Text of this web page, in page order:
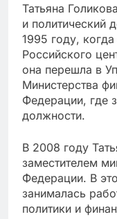
Татьяна
и политический
1995 году,
Российского
она перешла в
Министерства
Федерации, где
должности.
В 2008 году
заместителем
Федерации. В
занималась
политики и